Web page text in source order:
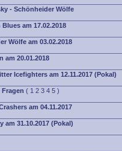
- Schönheider Wölfe
am 17.02.2018
Wölfe am 03.02.2018
am 20.01.2018
Icefighters am 12.11.2017 (Pokal)
( 1 2 3 4 5 )
am 04.11.2017
am 31.10.2017 (Pokal)